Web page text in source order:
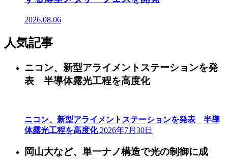
2026.08.06
人気記事
ニコン、新型アライメントステーションを発
表 半導体露光工程を高度化
ニコン、新型アライメントステーションを発表 半導
体露光工程を高度化 2026年7月30日
岡山大など、単一ナノ構造で光の制御に成